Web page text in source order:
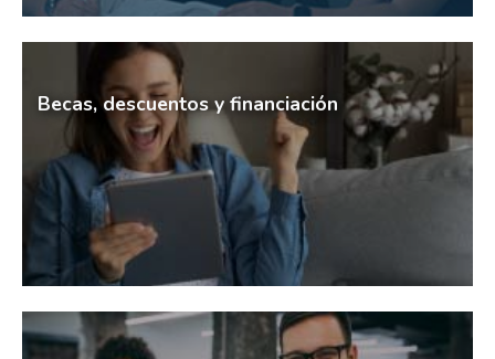
Becas, descuentos y financiación